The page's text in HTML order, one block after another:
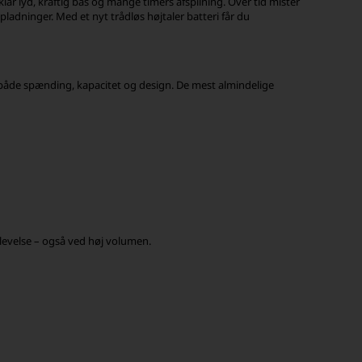
Med et nyt trådløs højtaler batteri får du
spænding, kapacitet og design. De mest almindelige
– også ved høj volumen.